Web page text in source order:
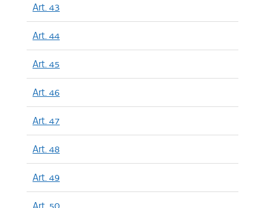
Art. 43
Art. 44
Art. 45
Art. 46
Art. 47
Art. 48
Art. 49